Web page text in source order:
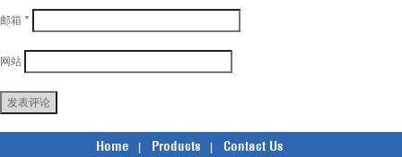
邮箱 *
网站
Home Products Contact Us